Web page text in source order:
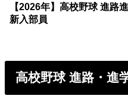
【2026年】高校野球 進路
新入部員
高校野球 進路・進